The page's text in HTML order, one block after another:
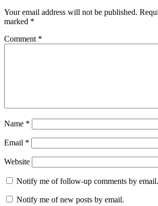
Your email address will not be published.
marked *
Comment *
Name *
Email *
Website
Notify me of follow-up comments by email.
Notify me of new posts by email.